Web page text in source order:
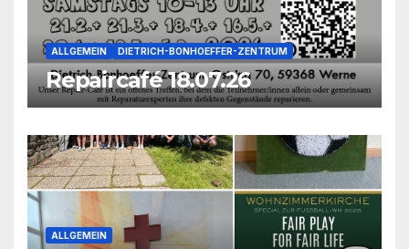
ALLGEMEIN DIETRICH-BONHOEFFER-ZENTRUM
Repaircafé 18.07.26
ALLGEMEIN